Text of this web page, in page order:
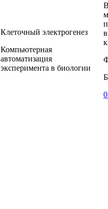
Клеточный электрогенез
Компьютерная
автоматизация
эксперимента в биологии